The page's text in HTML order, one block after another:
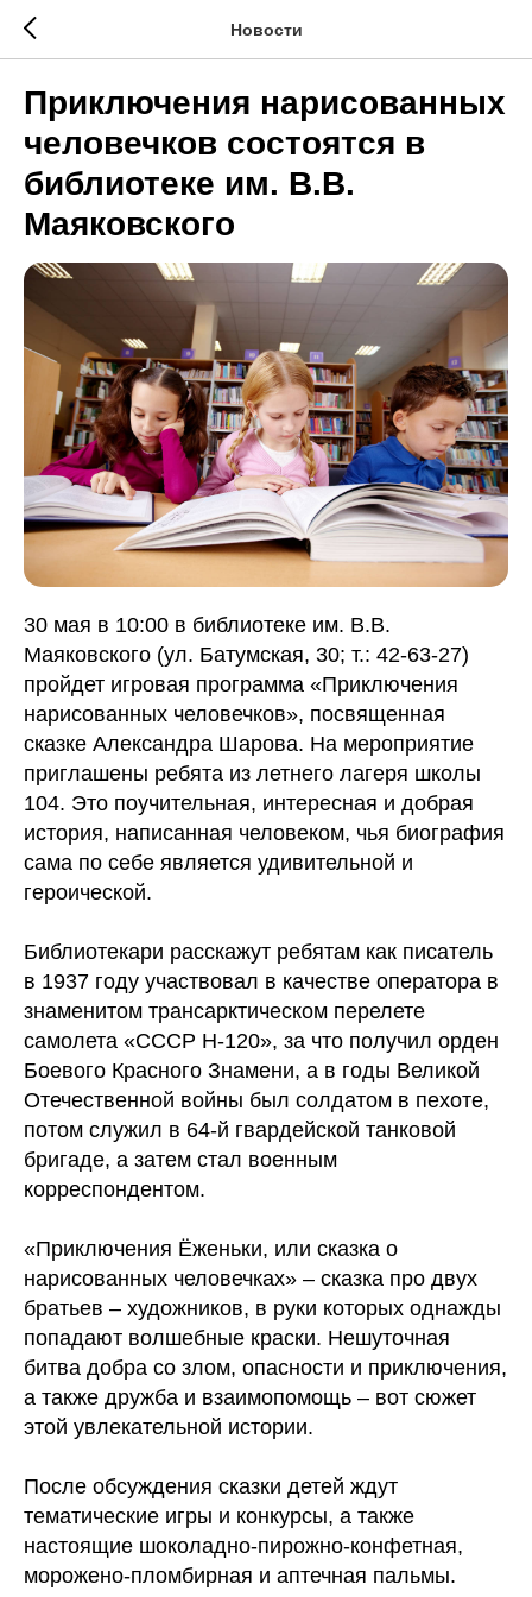
Новости
Приключения нарисованных
человечков состоятся в
библиотеке им. В.В.
Маяковского
30 мая в 10:00 в библиотеке им. В.В.
Маяковского (ул. Батумская, 30; т.: 42-63-27)
пройдет игровая программа «Приключения
нарисованных человечков», посвященная
сказке Александра Шарова. На мероприятие
приглашены ребята из летнего лагеря школы
104. Это поучительная, интересная и добрая
история, написанная человеком, чья биография
сама по себе является удивительной и
героической.
Библиотекари расскажут ребятам как писатель
в 1937 году участвовал в качестве оператора в
знаменитом трансарктическом перелете
самолета «СССР Н-120», за что получил орден
Боевого Красного Знамени, а в годы Великой
Отечественной войны был солдатом в пехоте,
потом служил в 64-й гвардейской танковой
бригаде, а затем стал военным
корреспондентом.
«Приключения Ёженьки, или сказка о
нарисованных человечках» – сказка про двух
братьев – художников, в руки которых однажды
попадают волшебные краски. Нешуточная
битва добра со злом, опасности и приключения,
а также дружба и взаимопомощь – вот сюжет
этой увлекательной истории.
После обсуждения сказки детей ждут
тематические игры и конкурсы, а также
настоящие шоколадно-пирожно-конфетная,
морожено-пломбирная и аптечная пальмы.